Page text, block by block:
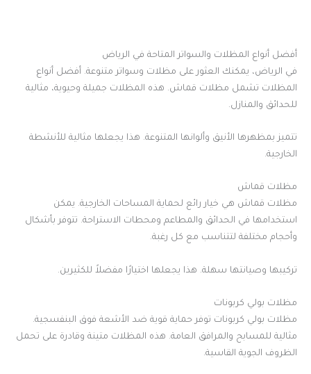
أفضل أنواع المظلات والسواتر المتاحة في الرياض
في الرياض، يمكنك العثور على مظلات وسواتر متنوعة. أفضل أنواع
المظلات تشمل مظلات قماش. هذه المظلات جميلة وحيوية، مثالية
للحدائق والمنازل.
تتميز بمظهرها الأنيق وألوانها المتنوعة. هذا يجعلها مثالية للأنشطة
الخارجية.
مظلات قماش
مظلات قماش هي خيار رائع لحماية المساحات الخارجية. يمكن
استخدامها في الحدائق والمطاعم ومحطات الاستراحة. تتوفر بأشكال
وأحجام مختلفة لتتناسب مع كل رغبة.
تركيبها وصيانتها سهلة. هذا يجعلها اختيارًا مفضلاً للكثيرين.
مظلات بولي كربونات
مظلات بولي كربونات توفر حماية قوية ضد الأشعة فوق البنفسجية.
مثالية للمسابح والمرافق العامة. هذه المظلات متينة وقادرة على تحمل
الظروف الجوية القاسية.